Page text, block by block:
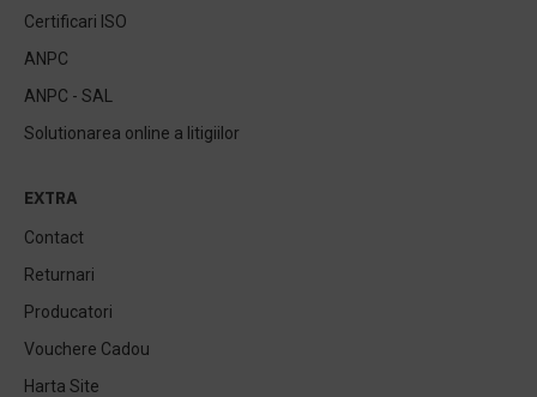
Certificari ISO
ANPC
ANPC - SAL
Solutionarea online a litigiilor
EXTRA
Contact
Returnari
Producatori
Vouchere Cadou
Harta Site